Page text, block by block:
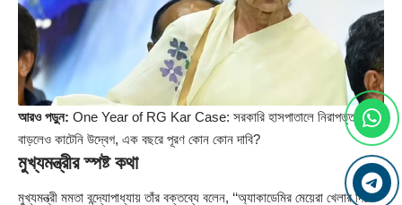
আরও পড়ুন: One Year of RG Kar Case: সরকারি হাসপাতালে নিরাপত্তা
বাড়লেও কাটেনি উদ্বেগ, এক বছরে পূরণ কোন কোন দাবি?
মুখ্যমন্ত্রীর স্পষ্ট কথা
মুখ্যমন্ত্রী মমতা বন্দ্যোপাধ্যায় তাঁর বক্তব্যে বলেন, ‘‘অ্যাকাডেমির মেয়েরা খেলার দিকে